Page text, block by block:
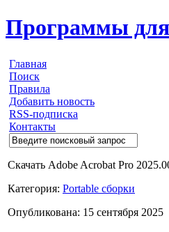
Программы для
Главная
Поиск
Правила
Добавить новость
RSS-подписка
Контакты
Скачать Adobe Acrobat Pro
Категория: Portable сборки
Опубликована: 15 сентября 2025